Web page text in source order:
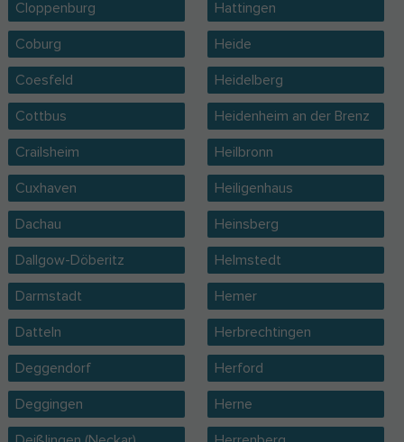
Cloppenburg
Coburg
Coesfeld
Cottbus
Crailsheim
Cuxhaven
Dachau
Dallgow-Döberitz
Darmstadt
Datteln
Deggendorf
Deggingen
Hattingen
Heide
Heidelberg
Heidenheim an der Brenz
Heilbronn
Heiligenhaus
Heinsberg
Helmstedt
Hemer
Herbrechtingen
Herford
Herne